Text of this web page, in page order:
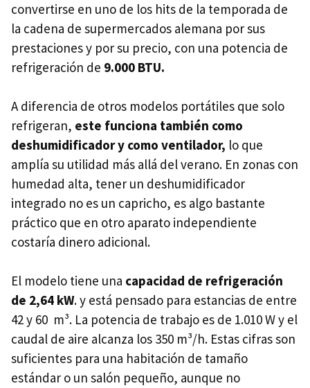
convertirse en uno de los hits de la temporada de
la cadena de supermercados alemana por sus
prestaciones y por su precio, con una potencia de
refrigeración de 9.000 BTU.
A diferencia de otros modelos portátiles que solo
refrigeran, este funciona también como
deshumidificador y como ventilador, lo que
amplía su utilidad más allá del verano. En zonas con
humedad alta, tener un deshumidificador
integrado no es un capricho, es algo bastante
práctico que en otro aparato independiente
costaría dinero adicional.
El modelo tiene una capacidad de refrigeración
de 2,64 kW. y está pensado para estancias de entre
42 y 60 m³. La potencia de trabajo es de 1.010 W y el
caudal de aire alcanza los 350 m³/h. Estas cifras son
suficientes para una habitación de tamaño
estándar o un salón pequeño, aunque no